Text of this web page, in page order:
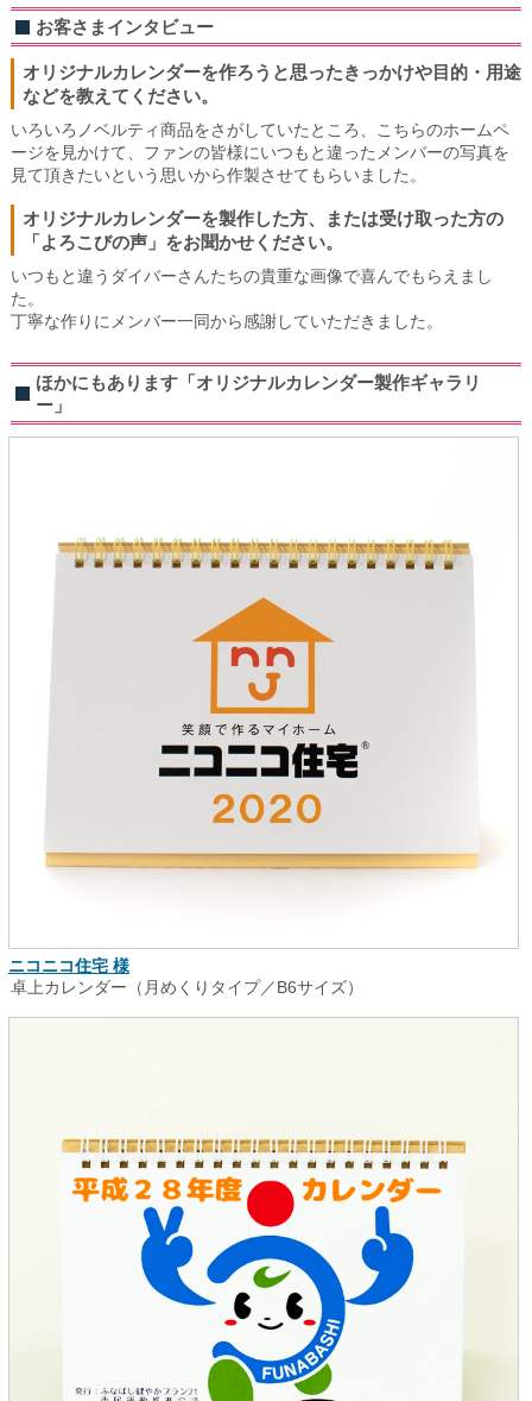
お客さまインタビュー
オリジナルカレンダーを作ろうと思ったきっかけや目的・用途
などを教えてください。
いろいろノベルティ商品をさがしていたところ、こちらのホームペ
ージを見かけて、ファンの皆様にいつもと違ったメンバーの写真を
見て頂きたいという思いから作製させてもらいました。
オリジナルカレンダーを製作した方、または受け取った方の
「よろこびの声」をお聞かせください。
いつもと違うダイバーさんたちの貴重な画像で喜んでもらえまし
た。
丁寧な作りにメンバー一同から感謝していただきました。
ほかにもあります「オリジナルカレンダー製作ギャラリ
ー」
ニコニコ住宅 様
卓上カレンダー（月めくりタイプ／B6サイズ）